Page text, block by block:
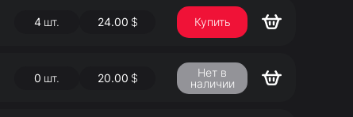
4 шт. 24.00 $ Купить
0 шт. 20.00 $
Нет в
наличии